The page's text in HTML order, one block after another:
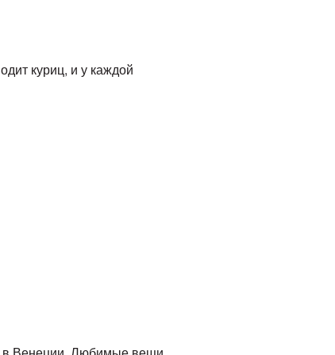
куриц, и у каждой